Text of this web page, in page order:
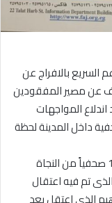
السريع بالافراج عن
عن مصير المفقودين
المواجهات
يقارب 20 صحفياً وصحفية داخل المدينة لحظة
وطبقاً للمعلومات الواردة من الفاشر تمكن 12 صحفياً من النجاة
تم فيه اعتقال